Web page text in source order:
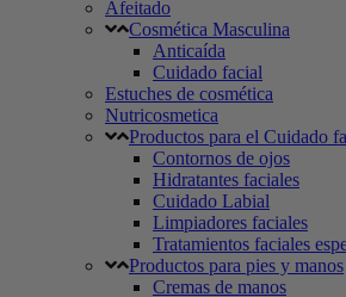
Afeitado
Cosmética Masculina
Anticaída
Cuidado facial
Estuches de cosmética
Nutricosmetica
Productos para el Cuidado
Contornos de ojos
Hidratantes faciales
Cuidado Labial
Limpiadores faciales
Tratamientos faciales
Productos para pies y manos
Cremas de manos